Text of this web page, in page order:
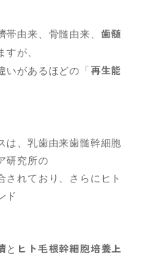
由来、骨髄由来、 歯髄
すが、
いがあるほどの「再生能
は、乳歯由来歯髄幹細胞
研究所の
されており、さらにヒト
ド
と ヒト毛根幹細胞培養上